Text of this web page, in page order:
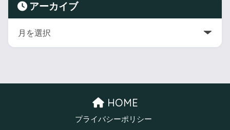
アーカイブ
HOME
プライバシーポリシー